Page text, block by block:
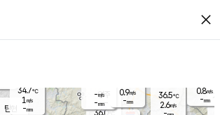
close
양주
36.0℃
36.5℃
2.6m/s
탄현
0.8m/s
-mm
-m/s
-mm
34.7℃
1 m/s
-mm
0.9m/s
-mm